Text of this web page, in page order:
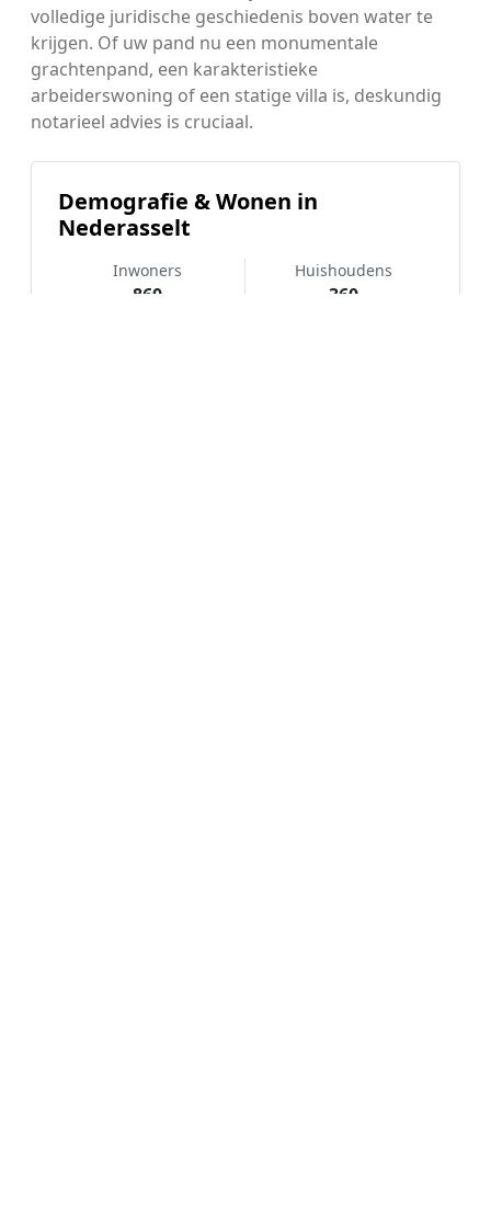
volledige juridische geschiedenis boven water te
krijgen. Of uw pand nu een monumentale
grachtenpand, een karakteristieke
arbeiderswoning of een statige villa is, deskundig
notarieel advies is cruciaal.
Demografie & Wonen in
Nederasselt
Inwoners
860
Huishoudens
360